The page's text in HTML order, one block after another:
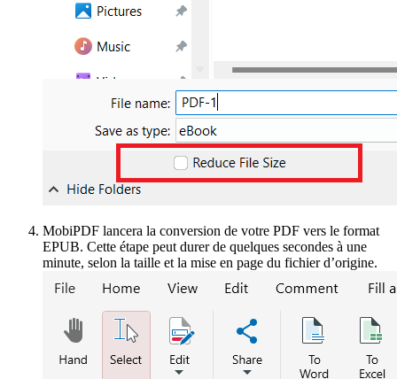
MobiPDF lancera la conversion de votre PDF vers le format
EPUB. Cette étape peut durer de quelques secondes à une
minute, selon la taille et la mise en page du fichier d’origine.